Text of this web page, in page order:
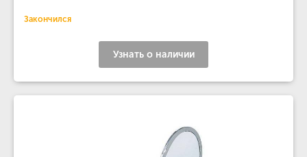
Закончился
Узнать о наличии